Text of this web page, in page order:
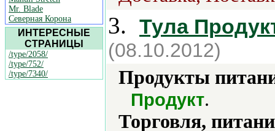
Mr. Blade
Северная Корона
ИНТЕРЕСНЫЕ
СТРАНИЦЫ
/type/2058/
/type/752/
/type/7340/
3. Тула
(08.10.2012)
Продукты
Продукт.
Торговля,